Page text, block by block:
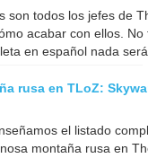
son todos los jefes de
acabar con ellos.
en español nada
rusa en TLoZ:
el listado
montaña rusa en